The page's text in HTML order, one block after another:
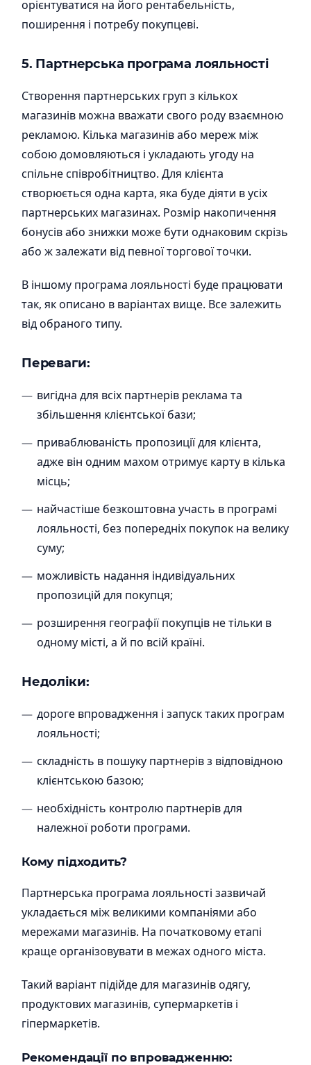
орієнтуватися на його рентабельність,
поширення і потребу покупцеві.
5. Партнерська програма лояльності
Створення партнерських груп з кількох
магазинів можна вважати свого роду взаємною
рекламою. Кілька магазинів або мереж між
собою домовляються і укладають угоду на
спільне співробітництво. Для клієнта
створюється одна карта, яка буде діяти в усіх
партнерських магазинах. Розмір накопичення
бонусів або знижки може бути однаковим скрізь
або ж залежати від певної торгової точки.
В іншому програма лояльності буде працювати
так, як описано в варіантах вище. Все залежить
від обраного типу.
Переваги:
вигідна для всіх партнерів реклама та
збільшення клієнтської бази;
приваблюваність пропозиції для клієнта,
адже він одним махом отримує карту в кілька
місць;
найчастіше безкоштовна участь в програмі
лояльності, без попередніх покупок на велику
суму;
можливість надання індивідуальних
пропозицій для покупця;
розширення географії покупців не тільки в
одному місті, а й по всій країні.
Недоліки:
дороге впровадження і запуск таких програм
лояльності;
складність в пошуку партнерів з відповідною
клієнтською базою;
необхідність контролю партнерів для
належної роботи програми.
Кому підходить?
Партнерська програма лояльності зазвичай
укладається між великими компаніями або
мережами магазинів. На початковому етапі
краще організовувати в межах одного міста.
Такий варіант підійде для магазинів одягу,
продуктових магазинів, супермаркетів і
гіпермаркетів.
Рекомендації по впровадженню: